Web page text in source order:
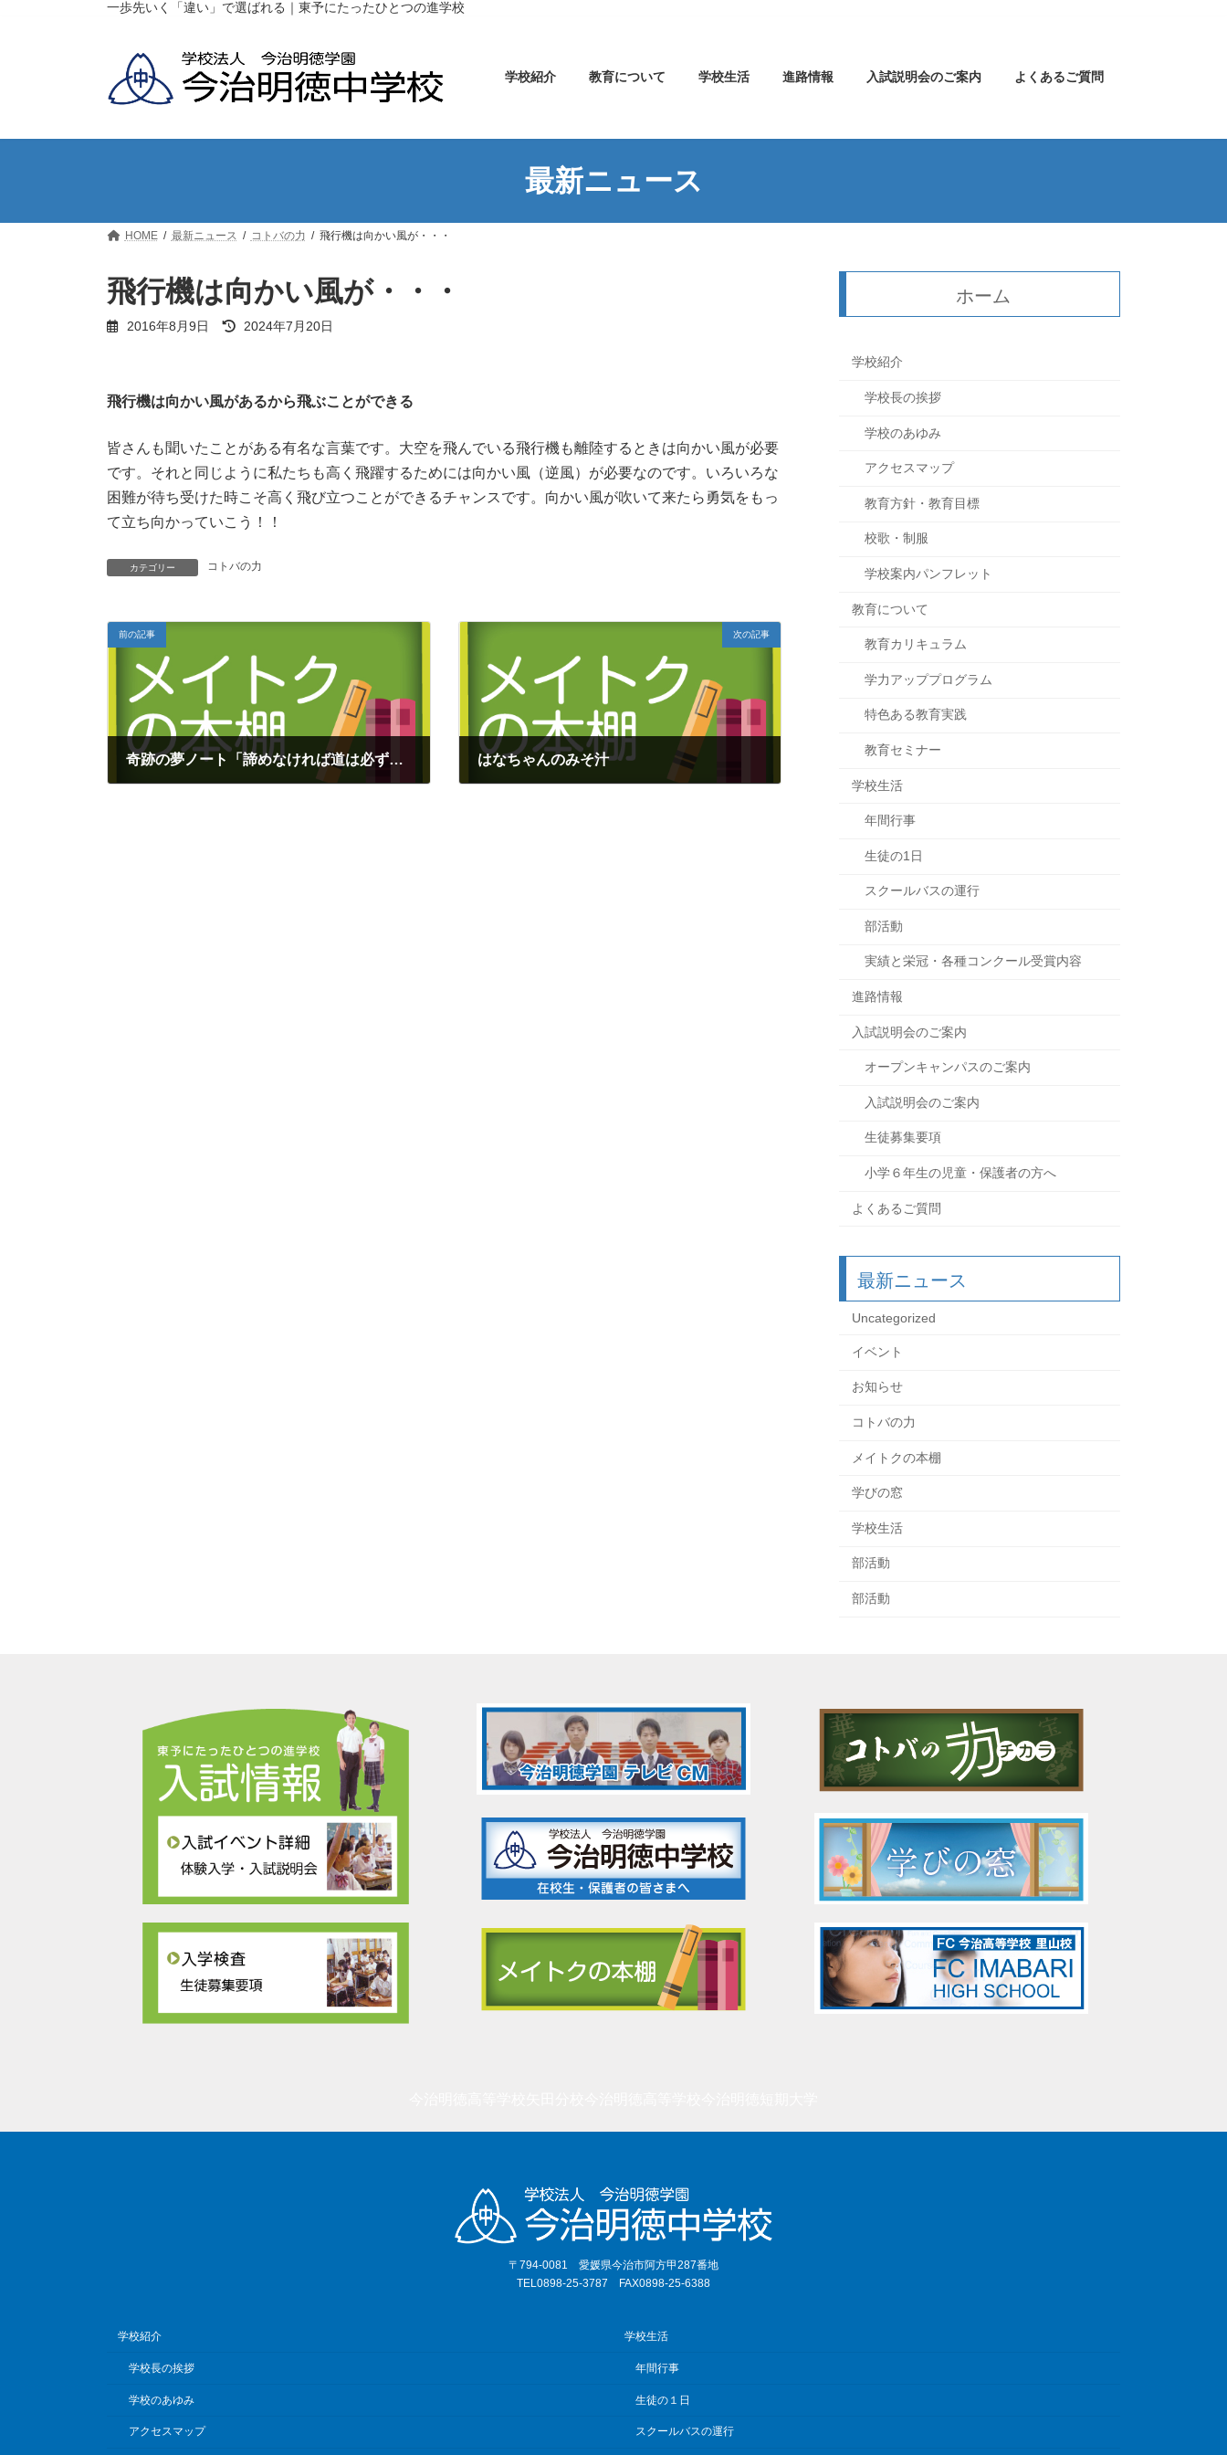
キ
に
一歩先いく「違い」で選ばれる｜東予にたったひとつの進学校
学校紹介 教育について 学校生活 進路情報 入試説明会のご案内 よくあるご質問
最新ニュース
HOME 最新ニュース コトバの力 飛行機は向かい風が・・・
飛行機は向かい風が・・・
2016年8月9日
最
時
2024年7月20日
飛行機は向かい風があるから飛ぶことができる
皆さんも聞いたことがある有名な言葉です。大空を飛んでいる飛行機も離陸するときは向かい風が必要
です。それと同じように私たちも高く飛躍するためには向かい風（逆風）が必要なのです。いろいろな
困難が待ち受けた時こそ高く飛び立つことができるチャンスです。向かい風が吹いて来たら勇気をもっ
て立ち向かっていこう！！
カテゴリー コトバの力
前の記事
奇跡の夢ノート「諦めなければ道は必ず開かれる」
次の記事
はなちゃんのみそ汁
ホーム
学校紹介
学校長の挨拶
学校のあゆみ
アクセスマップ
教育方針・教育目標
校歌・制服
学校案内パンフレット
教育について
教育カリキュラム
学力アッププログラム
特色ある教育実践
教育セミナー
学校生活
年間行事
生徒の1日
スクールバスの運行
部活動
実績と栄冠・各種コンクール受賞内容
進路情報
入試説明会のご案内
オープンキャンパスのご案内
入試説明会のご案内
生徒募集要項
小学６年生の児童・保護者の方へ
よくあるご質問
最新ニュース
Uncategorized
イベント
お知らせ
コトバの力
メイトクの本棚
学びの窓
学校生活
部活動
部活動
〒794-0081 愛媛県今治市阿方甲287番地
TEL0898-25-3787 FAX0898-25-6388
学校紹介
学校長の挨拶
学校のあゆみ
アクセスマップ
学校生活
年間行事
生徒の１日
スクールバスの運行